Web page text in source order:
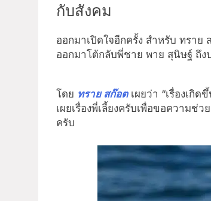
กับสังคม
ออกมาเปิดใจอีกครั้ง สำหรับ ทราย
ออกมาโต้กลับพี่ชาย พาย สุนิษฐ์ ถึ
โดย ทราย สก๊อต เผยว่า “เรื่องเกิ
เผยเรื่องพี่เลี้ยงครับเพื่อขอความช่
ครับ